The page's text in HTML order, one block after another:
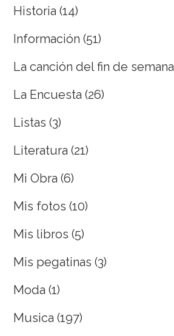
Historia (14)
Información (51)
La canción del fin de semana
La Encuesta (26)
Listas (3)
Literatura (21)
Mi Obra (6)
Mis fotos (10)
Mis libros (5)
Mis pegatinas (3)
Moda (1)
Musica (197)